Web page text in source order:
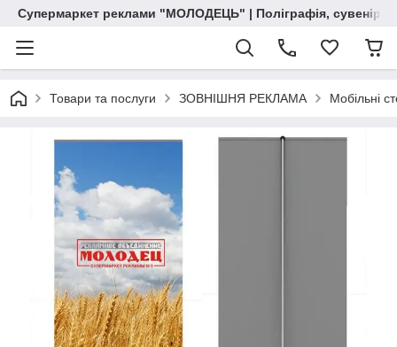
Супермаркет реклами "МОЛОДЕЦЬ" | Поліграфія, сувенірна
Товари та послуги ЗОВНІШНЯ РЕКЛАМА Мобільні